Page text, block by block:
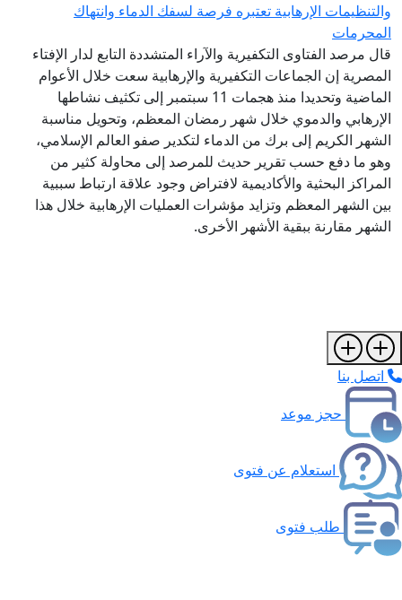
والتنظيمات الإرهابية تعتبره فرصة لسفك الدماء وانتهاك
المحرمات
قال مرصد الفتاوى التكفيرية والآراء المتشددة التابع لدار الإفتاء
المصرية إن الجماعات التكفيرية والإرهابية سعت خلال الأعوام
الماضية وتحديدا منذ هجمات 11 سبتمبر إلى تكثيف نشاطها
الإرهابي والدموي خلال شهر رمضان المعظم، وتحويل مناسبة
الشهر الكريم إلى برك من الدماء لتكدير صفو العالم الإسلامي،
وهو ما دفع حسب تقرير حديث للمرصد إلى محاولة كثير من
المراكز البحثية والأكاديمية لافتراض وجود علاقة ارتباط سببية
بين الشهر المعظم وتزايد مؤشرات العمليات الإرهابية خلال هذا
الشهر مقارنة ببقية الأشهر الأخرى.
اتصل بنا
حجز موعد
استعلام عن فتوى
طلب فتوى